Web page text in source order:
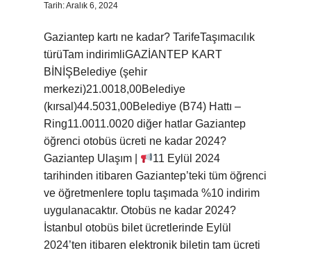
Tarih: Aralık 6, 2024
Gaziantep kartı ne kadar? TarifeTaşımacılık
türüTam indirimliGAZİANTEP KART
BİNİŞBelediye (şehir
merkezi)21.0018,00Belediye
(kırsal)44.5031,00Belediye (B74) Hattı –
Ring11.0011.0020 diğer hatlar Gaziantep
öğrenci otobüs ücreti ne kadar 2024?
Gaziantep Ulaşım |
11 Eylül 2024
tarihinden itibaren Gaziantep’teki tüm öğrenci
ve öğretmenlere toplu taşımada %10 indirim
uygulanacaktır. Otobüs ne kadar 2024?
İstanbul otobüs bilet ücretlerinde Eylül
2024’ten itibaren elektronik biletin tam ücreti